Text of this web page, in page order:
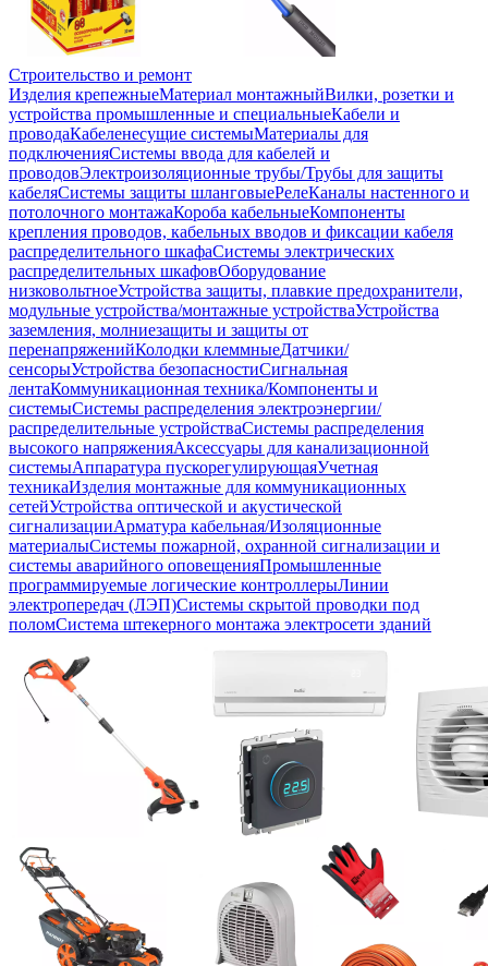
Строительство и ремонт
Изделия крепежныеМатериал монтажныйВилки, розетки и
устройства промышленные и специальныеКабели и
проводаКабеленесущие системыМатериалы для
подключенияСистемы ввода для кабелей и
проводовЭлектроизоляционные трубы/Трубы для защиты
кабеляСистемы защиты шланговыеРелеКаналы настенного и
потолочного монтажаКороба кабельныеКомпоненты
крепления проводов, кабельных вводов и фиксации кабеля
распределительного шкафаСистемы электрических
распределительных шкафовОборудование
низковольтноеУстройства защиты, плавкие предохранители,
модульные устройства/монтажные устройстваУстройства
заземления, молниезащиты и защиты от
перенапряженийКолодки клеммныеДатчики/
сенсорыУстройства безопасностиСигнальная
лентаКоммуникационная техника/Компоненты и
системыСистемы распределения электроэнергии/
распределительные устройстваСистемы распределения
высокого напряженияАксессуары для канализационной
системыАппаратура пускорегулирующаяУчетная
техникаИзделия монтажные для коммуникационных
сетейУстройства оптической и акустической
сигнализацииАрматура кабельная/Изоляционные
материалыСистемы пожарной, охранной сигнализации и
системы аварийного оповещенияПромышленные
программируемые логические контроллерыЛинии
электропередач (ЛЭП)Системы скрытой проводки под
поломСистема штекерного монтажа электросети зданий